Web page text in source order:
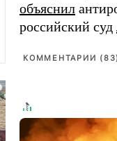
объяснил
российский суд
КОММЕНТАРИИ